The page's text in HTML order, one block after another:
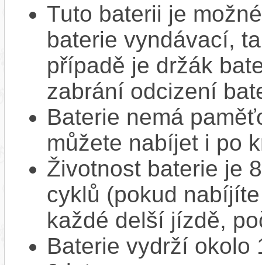
Tuto baterii je
baterie vyndávací,
případě je držák
zabrání odcizení
Baterie nemá
můžete nabíjet i po
Životnost baterie je
cyklů (pokud
každé delší jízdě,
Baterie vydrží okolo